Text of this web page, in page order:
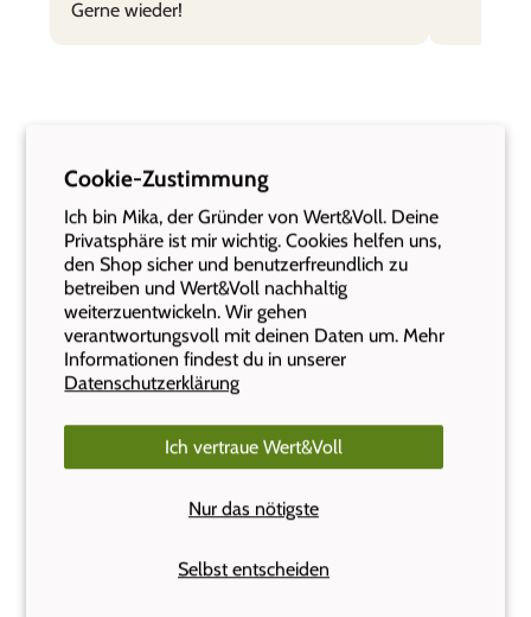
Cookie-Zustimmung
Ich bin Mika, der Gründer von Wert&Voll. Deine
Privatsphäre ist mir wichtig. Cookies helfen uns,
den Shop sicher und benutzerfreundlich zu
betreiben und Wert&Voll nachhaltig
weiterzuentwickeln. Wir gehen
verantwortungsvoll mit deinen Daten um. Mehr
Informationen findest du in unserer
Datenschutzerklärung
Selbst entscheiden
Ich vertraue Wert&Voll
Nur das nötigste
Gerne wieder!
Häufige Fragen
Die wichtigsten Antworten auf einen Blick. Alle Fragen
findest du auf unserer FAQ-Seite.
Was kostet der Versand und ab wann liefert ihr
gratis?